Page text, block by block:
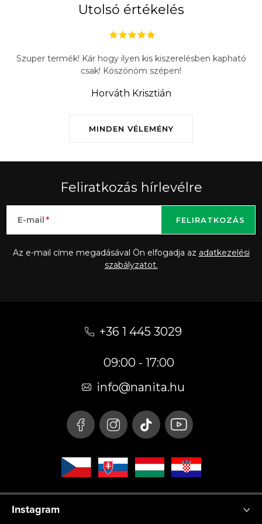
Utolsó értékelés
MINDEN VÉLEMÉNY
Szuper termék! Kár hogy ilyen kis kiszerelésben kapható
csak! Köszönöm szépen!
Horváth Krisztián
Feliratkozás hírlevélre
E-mail
Az e-mail címe megadásával Ön elfogadja az adatkezelési
szabályzatot.
FELIRATKOZÁS
+36 1 445 3029
09:00 - 17:00
info@nanita.hu
Instagram